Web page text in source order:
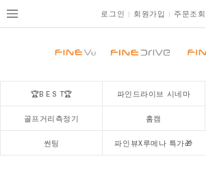
로그인 회원가입 주문조회
🏆B E S T🏆 파인드라이브 시네마
골프거리측정기 홈캠
썬팅 파인뷰X루메나 특가🎁